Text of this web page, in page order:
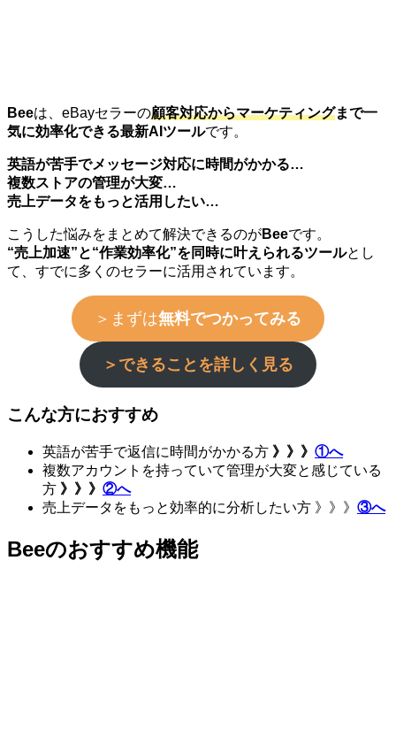
Beeは、eBayセラーの顧客対応からマーケティングまで一
気に効率化できる最新AIツールです。
英語が苦手でメッセージ対応に時間がかかる…
複数ストアの管理が大変…
売上データをもっと活用したい…
こうした悩みをまとめて解決できるのがBeeです。
“売上加速”と“作業効率化”を同時に叶えられるツールとし
て、すでに多くのセラーに活用されています。
＞まずは無料でつかってみる
＞できることを詳しく見る
こんな方におすすめ
英語が苦手で返信に時間がかかる方 》》》 ①へ
複数アカウントを持っていて管理が大変と感じている
方 》》》 ②へ
売上データをもっと効率的に分析したい方 》》》 ③へ
Beeのおすすめ機能